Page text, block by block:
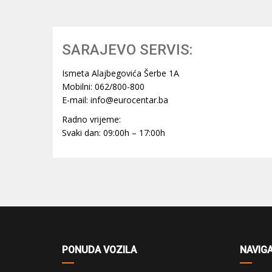
SARAJEVO SERVIS:
Ismeta Alajbegovića Šerbe 1A
Mobilni: 062/800-800
E-mail: info@eurocentar.ba
Radno vrijeme:
Svaki dan: 09:00h – 17:00h
PONUDA VOZILA